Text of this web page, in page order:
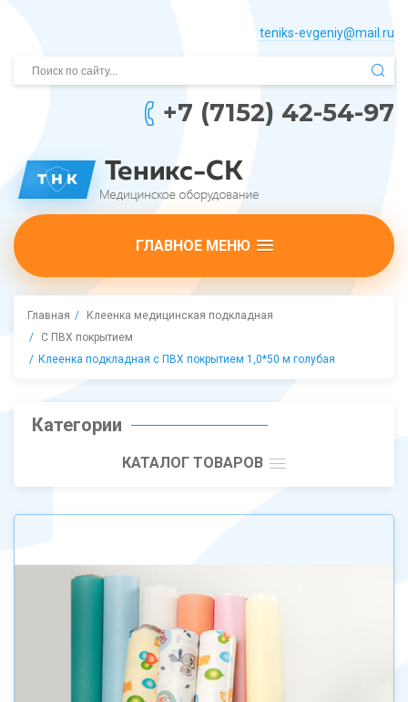
teniks-evgeniy@mail.­ru
+7 (7152) 42-54-97
ГЛАВНОЕ МЕНЮ
Главная
Клеенка медицинская подкладная
С ПВХ покрытием
Клеенка подкладная с ПВХ покрытием 1,0*50 м голубая
Категории
КАТАЛОГ ТОВАРОВ